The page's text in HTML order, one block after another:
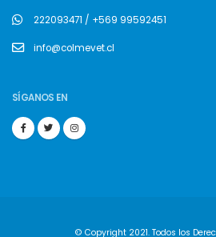
222093471 / +569 99592451
info@colmevet.cl
SÍGANOS EN
© Copyright 2021. Todos los